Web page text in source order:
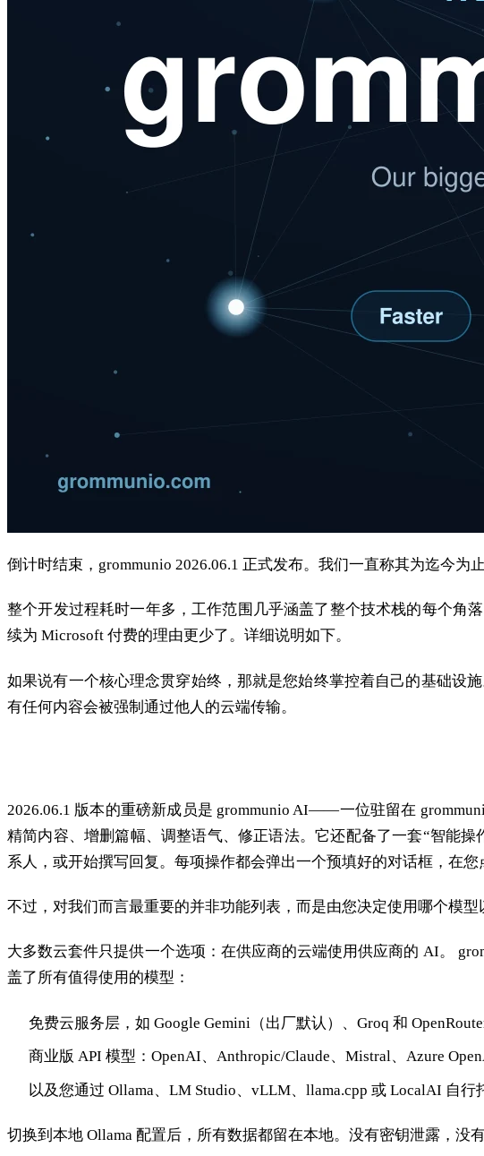
倒计时结束，grommunio 2026.06.1 正式发布。我们一直称其为迄今为
整个开发过程耗时一年多，工作范围几乎涵盖了整个技术栈的每个角
续为 Microsoft 付费的理由更少了。详细说明如下。
如果说有一个核心理念贯穿始终，那就是您始终掌控着自己的基础设
有任何内容会被强制通过他人的云端传输。
2026.06.1 版本的重磅新成员是 grommunio AI——一位驻留在
精简内容、增删篇幅、调整语气、修正语法。它还配备了一套“智能
系人，或开始撰写回复。每项操作都会弹出一个预填好的对话框，在
不过，对我们而言最重要的并非功能列表，而是由您决定使用哪个模型
大多数云套件只提供一个选项：在供应商的云端使用供应商的 AI。
盖了所有值得使用的模型：
免费云服务层，如 Google Gemini（出厂默认）、Groq 和
商业版 API 模型：OpenAI、Anthropic/Claude、Mistral、Azure
以及您通过 Ollama、LM Studio、vLLM、llama.cpp 或 LocalAI 自行
切换到本地 Ollama 配置后，所有数据都留在本地。没有密钥泄露，没